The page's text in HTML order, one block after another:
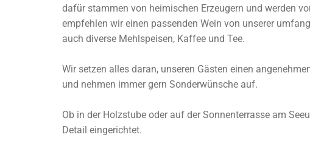
dafür stammen von heimischen Erzeugern und werden
empfehlen wir einen passenden Wein von unserer
auch diverse Mehlspeisen, Kaffee und Tee.
Wir setzen alles daran, unseren Gästen einen
und nehmen immer gern Sonderwünsche auf.
Ob in der Holzstube oder auf der Sonnenterrasse am
Detail eingerichtet.